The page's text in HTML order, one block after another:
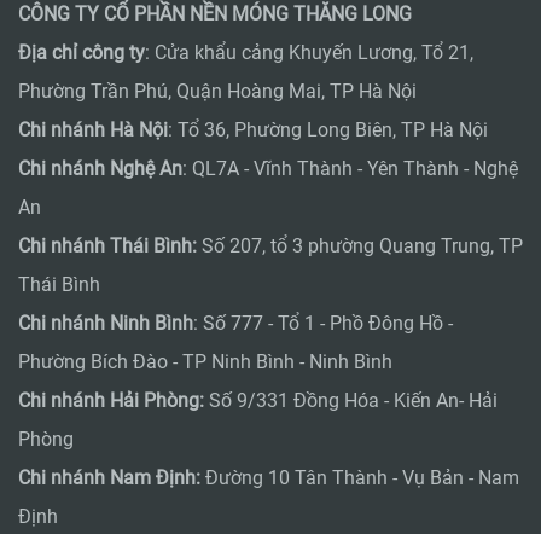
CÔNG TY CỔ PHẦN NỀN MÓNG THĂNG LONG
Địa chỉ công ty: Cửa khẩu cảng Khuyến Lương, Tổ 21,
Phường Trần Phú, Quận Hoàng Mai, TP Hà Nội
Chi nhánh Hà Nội: Tổ 36, Phường Long Biên, TP Hà Nội
Chi nhánh Nghệ An: QL7A - Vĩnh Thành - Yên Thành - Nghệ
An
Chi nhánh Thái Bình: Số 207, tổ 3 phường Quang Trung, TP
Thái Bình
Chi nhánh Ninh Bình: Số 777 - Tổ 1 - Phồ Đông Hồ -
Phường Bích Đào - TP Ninh Bình - Ninh Bình
Chi nhánh Hải Phòng: Số 9/331 Đồng Hóa - Kiến An- Hải
Phòng
Chi nhánh Nam Định: Đường 10 Tân Thành - Vụ Bản - Nam
Định